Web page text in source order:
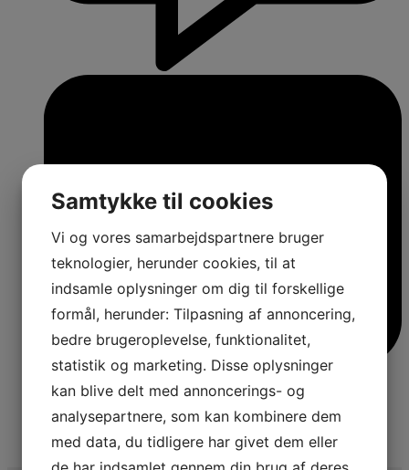
Samtykke til cookies
Vi og vores samarbejdspartnere bruger
teknologier, herunder cookies, til at
indsamle oplysninger om dig til forskellige
formål, herunder: Tilpasning af annoncering,
bedre brugeroplevelse, funktionalitet,
statistik og marketing. Disse oplysninger
kan blive delt med annoncerings- og
analysepartnere, som kan kombinere dem
med data, du tidligere har givet dem eller